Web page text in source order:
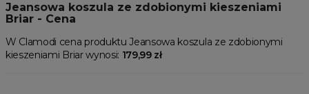
Jeansowa koszula ze zdobionymi kieszeniami
Briar - Cena
W Clamodi cena produktu Jeansowa koszula ze zdobionymi
kieszeniami Briar wynosi: 179,99 zł